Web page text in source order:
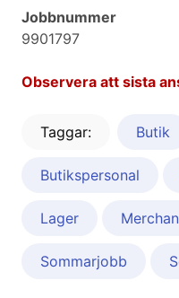
Jobbnummer
9901797
Observera att sista
Taggar: Butik
Butikspersonal
Lager
Sommarjobb